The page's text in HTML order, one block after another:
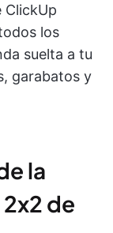
ClickUp
los
suelta a tu
garabatos y
la
de